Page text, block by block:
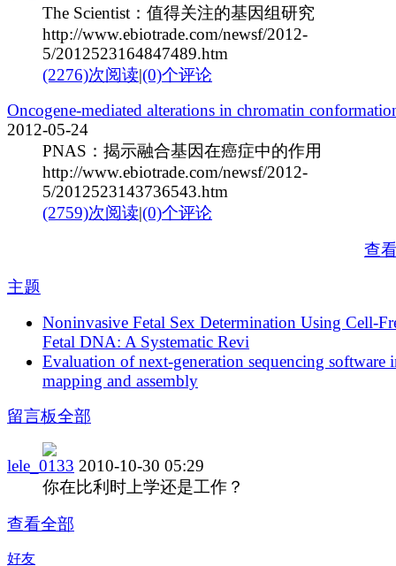
The Scientist：值得关注的基因组研究
http://www.ebiotrade.com/newsf/2012-
5/2012523164847489.htm
(2276)次阅读|(0)个评论
Oncogene-mediated alterations in chromatin
2012-05-24
PNAS：揭示融合基因在癌症中的作用
http://www.ebiotrade.com/newsf/2012-
5/2012523143736543.htm
(2759)次阅读|(0)个评论
查
主题
Noninvasive Fetal Sex Determination Using Cell-
Fetal DNA: A Systematic Revi
Evaluation of next-generation sequencing software
mapping and assembly
留言板全部
lele_0133 2010-10-30 05:29
你在比利时上学还是工作？
查看全部
好友